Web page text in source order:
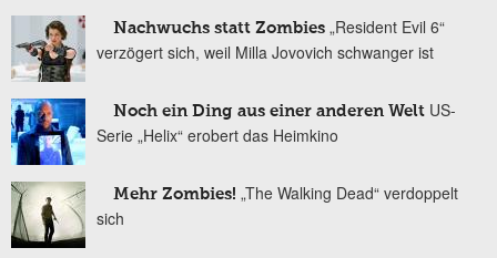
Nachwuchs statt Zombies „Resident Evil 6“
verzögert sich, weil Milla Jovovich schwanger ist
Noch ein Ding aus einer anderen Welt US-
Serie „Helix“ erobert das Heimkino
Mehr Zombies! „The Walking Dead“ verdoppelt
sich